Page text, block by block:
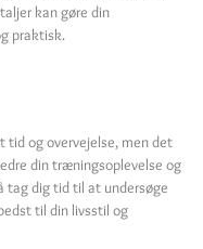
kan gøre din
praktisk.
og overvejelse, men det
din træningsoplevelse og
tag dig tid til at undersøge
til din livsstil og